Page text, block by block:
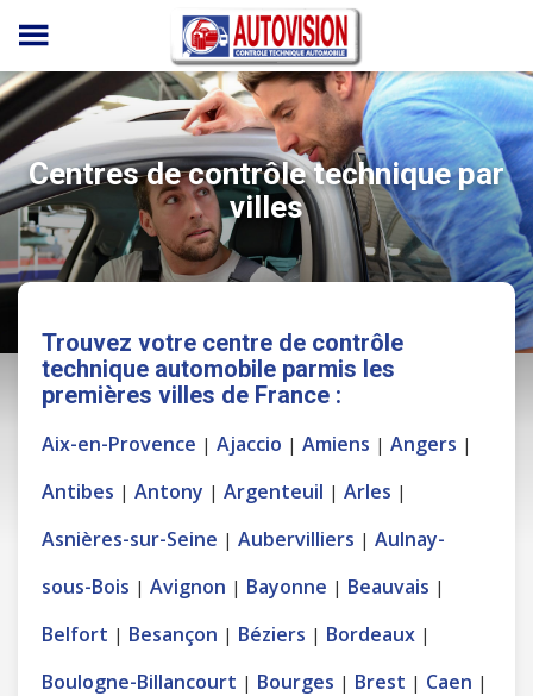
Panneau de gestion des cookies
Centres de contrôle technique par
villes
Trouvez votre centre de contrôle
technique automobile parmis les
premières villes de France :
Aix-en-Provence | Ajaccio | Amiens | Angers |
Antibes | Antony | Argenteuil | Arles |
Asnières-sur-Seine | Aubervilliers | Aulnay-
sous-Bois | Avignon | Bayonne | Beauvais |
Belfort | Besançon | Béziers | Bordeaux |
Boulogne-Billancourt | Bourges | Brest | Caen |